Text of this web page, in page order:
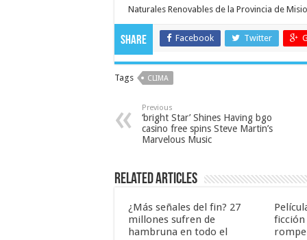
Naturales Renovables de la Provincia de
Share Facebook Twitter
Tags CLIMA
Previous
‘bright Star’ Shines Having bgo
casino free spins Steve Martin’s
Marvelous Music
Related Articles
¿Más señales del fin? 27
millones sufren de
hambruna en todo el
ficción
rompe